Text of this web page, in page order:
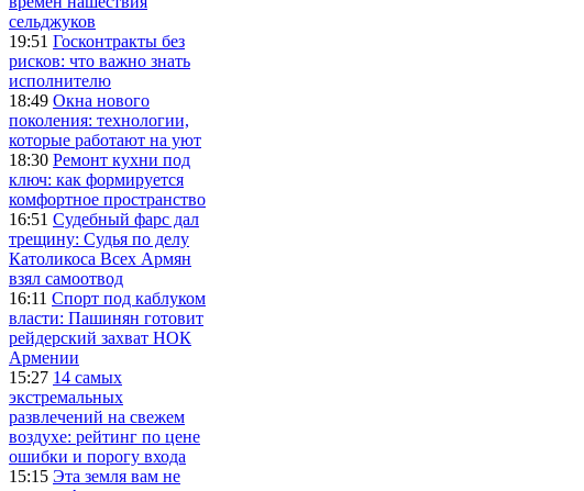
сельджуков
19:51 Госконтракты без
рисков: что важно знать
исполнителю
18:49 Окна нового
поколения: технологии,
которые работают на уют
18:30 Ремонт кухни под
ключ: как формируется
комфортное пространство
16:51 Судебный фарс дал
трещину: Судья по делу
Католикоса Всех Армян
взял самоотвод
16:11 Спорт под каблуком
власти: Пашинян готовит
рейдерский захват НОК
Армении
15:27 14 самых
экстремальных
развлечений на свежем
воздухе: рейтинг по цене
ошибки и порогу входа
15:15 Эта земля вам не